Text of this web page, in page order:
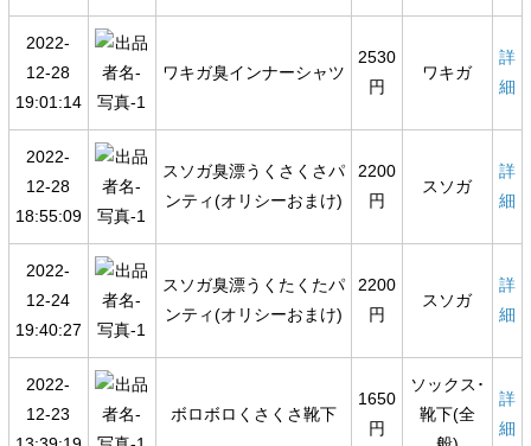
2022-
12-28
19:01:14
ワキガ臭インナーシャツ
2530
円
ワキガ
詳
細
2022-
12-28
18:55:09
スソガ臭漂うくさくさパ
ンティ(オリシーおまけ)
2200
円
スソガ
詳
細
2022-
12-24
19:40:27
スソガ臭漂うくたくたパ
ンティ(オリシーおまけ)
2200
円
スソガ
詳
細
2022-
12-23
ボロボロくさくさ靴下
1650
円
ソックス･
靴下(全
詳
細